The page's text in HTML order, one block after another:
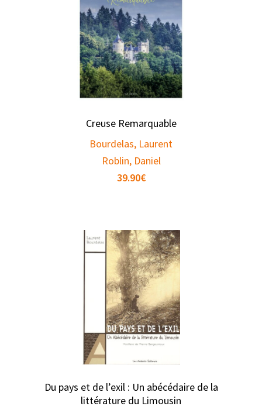
Creuse Remarquable
Bourdelas, Laurent
Roblin, Daniel
39.90€
Du pays et de l’exil : Un abécédaire de la
littérature du Limousin